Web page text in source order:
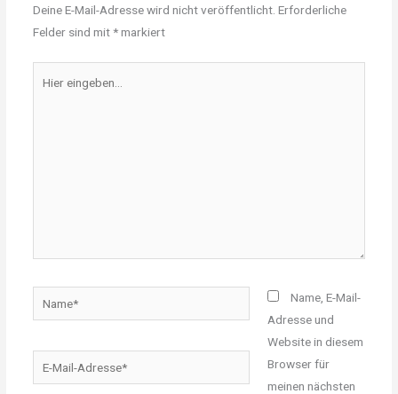
Deine E-Mail-Adresse wird nicht veröffentlicht. Erforderliche
Felder sind mit*markiert
eingeben…
Mail-
Name, E-Mail-
Adresse und
Website in diesem
Browser für
meinen nächsten